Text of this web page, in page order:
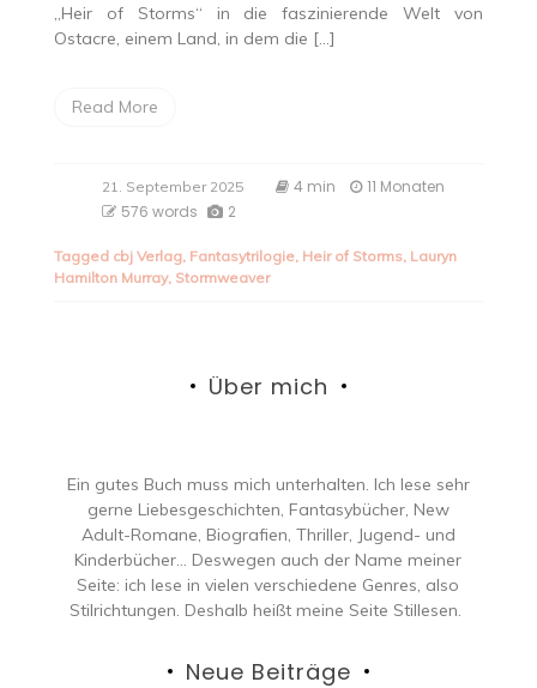
„Heir of Storms“ in die faszinierende Welt von
Ostacre, einem Land, in dem die […]
Read More
21. September 2025 4 min
11 Monaten
576 words
2
Tagged cbj Verlag, Fantasytrilogie, Heir of Storms, Lauryn
Hamilton Murray, Stormweaver
Über mich
Ein gutes Buch muss mich unterhalten. Ich lese sehr
gerne Liebesgeschichten, Fantasybücher, New
Adult-Romane, Biografien, Thriller, Jugend- und
Kinderbücher… Deswegen auch der Name meiner
Seite: ich lese in vielen verschiedene Genres, also
Stilrichtungen. Deshalb heißt meine Seite Stillesen.
Neue Beiträge